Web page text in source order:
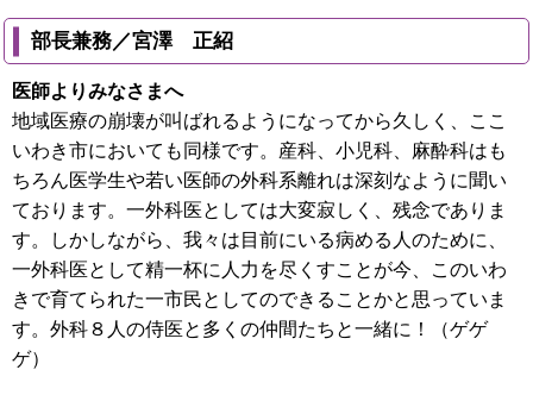
部長兼務／宮澤 正紹
医師よりみなさまへ
地域医療の崩壊が叫ばれるようになってから久しく、ここ
いわき市においても同様です。産科、小児科、麻酔科はも
ちろん医学生や若い医師の外科系離れは深刻なように聞い
ております。一外科医としては大変寂しく、残念でありま
す。しかしながら、我々は目前にいる病める人のために、
一外科医として精一杯に人力を尽くすことが今、このいわ
きで育てられた一市民としてのできることかと思っていま
す。外科８人の侍医と多くの仲間たちと一緒に！（ゲゲ
ゲ）